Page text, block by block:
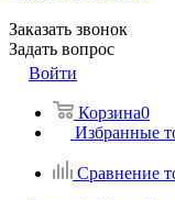
Заказать звонок
Задать вопрос
Войти
Корзина0
Избранные
Сравнение